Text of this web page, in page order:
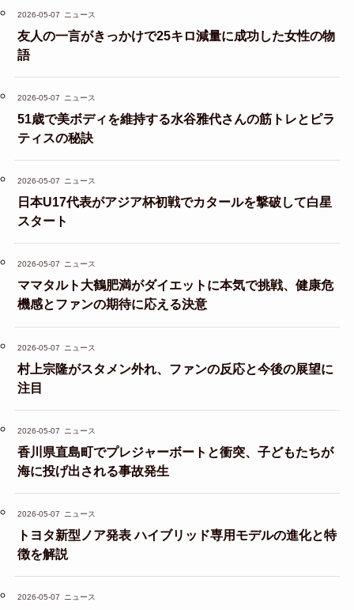
2026-05-07 ニュース
友人の一言がきっかけで25キロ減量に成功した女性の物
語
2026-05-07 ニュース
51歳で美ボディを維持する水谷雅代さんの筋トレとピラ
ティスの秘訣
2026-05-07 ニュース
日本U17代表がアジア杯初戦でカタールを撃破して白星
スタート
2026-05-07 ニュース
ママタルト大鶴肥満がダイエットに本気で挑戦、健康危
機感とファンの期待に応える決意
2026-05-07 ニュース
村上宗隆がスタメン外れ、ファンの反応と今後の展望に
注目
2026-05-07 ニュース
香川県直島町でプレジャーボートと衝突、子どもたちが
海に投げ出される事故発生
2026-05-07 ニュース
トヨタ新型ノア発表 ハイブリッド専用モデルの進化と特
徴を解説
2026-05-07 ニュース